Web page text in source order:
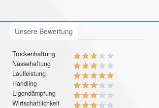
Unsere Bewertung
Trockenhaftung
Nässehaftung
Laufleistung
Handling
Eigendämpfung
Wirtschaftlichkeit